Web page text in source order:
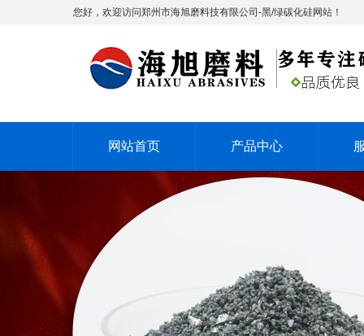
您好，欢迎访问郑州市海旭磨料技有限公司-黑/绿碳化硅网站！
网站首页 产品中心